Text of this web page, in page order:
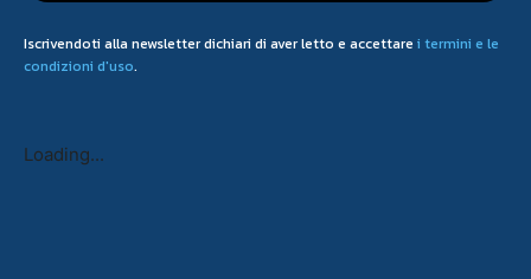
Iscrivendoti alla newsletter dichiari di aver letto e accettare i termini e le
condizioni d'uso.
Loading...